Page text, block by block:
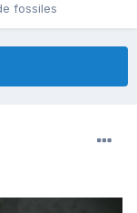
fossiles